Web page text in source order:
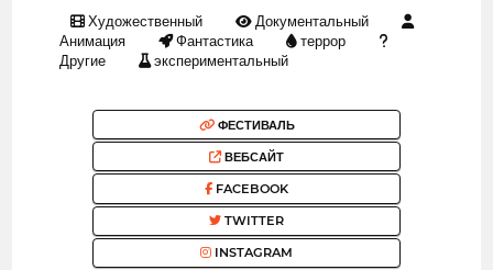
Художественный
Документальный
Анимация
Фантастика
террор
Другие
экспериментальный
ФЕСТИВАЛЬ
ВЕБСАЙТ
FACEBOOK
TWITTER
INSTAGRAM